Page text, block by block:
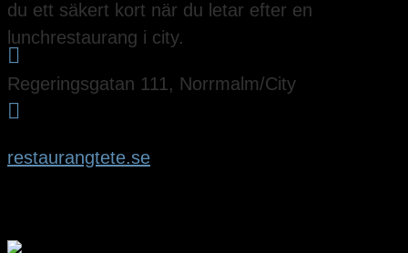
du ett säkert kort när du letar efter en
lunchrestaurang i city.

Regeringsgatan 111, Norrmalm/City

restaurangtete.se